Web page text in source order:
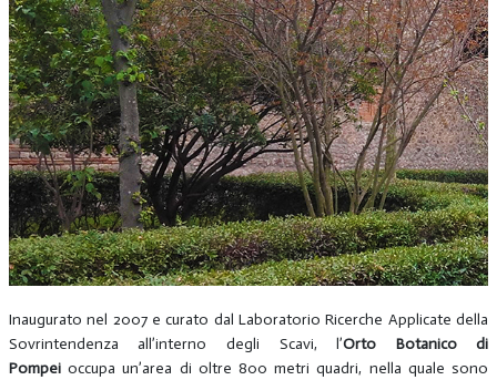
Inaugurato nel 2007 e curato dal Laboratorio Ricerche Applicate della
Sovrintendenza all’interno degli Scavi, l’Orto Botanico di
Pompeioccupa un’area di oltre 800 metri quadri, nella quale sono